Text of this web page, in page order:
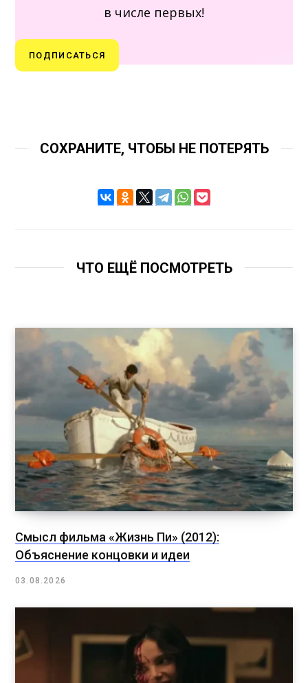
в числе первых!
ПОДПИСАТЬСЯ
СОХРАНИТЕ, ЧТОБЫ НЕ ПОТЕРЯТЬ
ЧТО ЕЩЁ ПОСМОТРЕТЬ
Смысл фильма «Жизнь Пи» (2012):
Объяснение концовки и идеи
03.08.2026